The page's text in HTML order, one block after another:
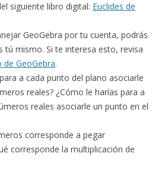
siguiente libro digital: Euclides de
GeoGebra por tu cuenta, podrás
tú mismo. Si te interesa esto, revisa
de GeoGebra.
a cada punto del plano asociarle
reales? ¿Cómo le harías para a
reales asociarle un punto en el
corresponde a pegar
corresponde la multiplicación de